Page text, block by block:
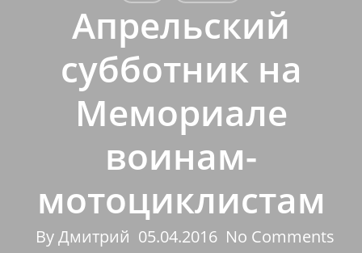
Апрельский
субботник на
Мемориале
воинам-
мотоциклистам
ByДмитрий 05.04.2016 No Comments